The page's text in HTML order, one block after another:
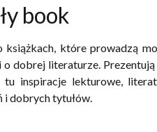
book
książkach, które prowadzą
dobrej literaturze.
tu inspiracje lekturowe,
i dobrych tytułów.